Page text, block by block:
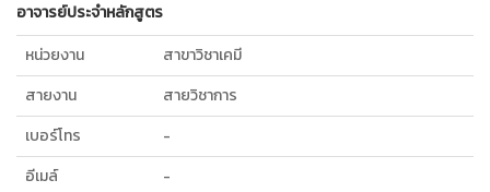
อาจารย์ประจำหลักสูตร
หน่วยงาน
สาขาวิชาเคมี
สายงาน
สายวิชาการ
เบอร์โทร
-
อีเมล์
-